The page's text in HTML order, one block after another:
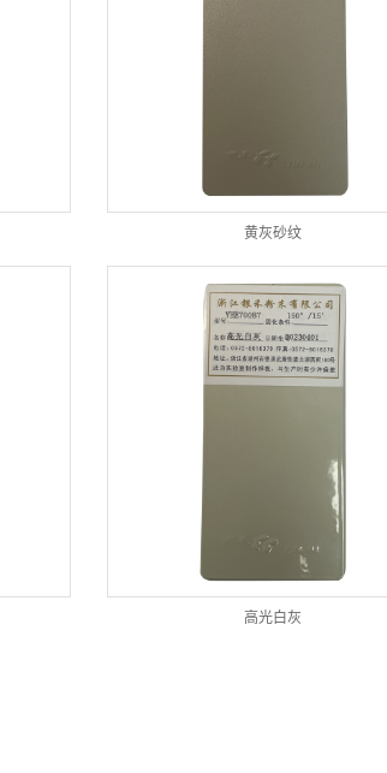
黄灰砂纹
高光白灰